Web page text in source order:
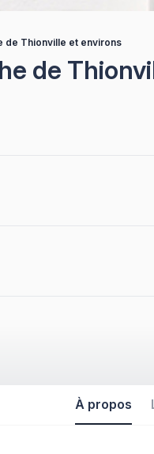
de Thionville et environs
de
À propos